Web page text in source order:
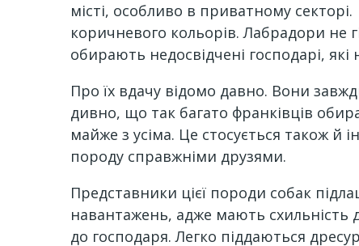
місті, особливо в приватному
коричневого кольорів. Лабрадори не
обирають недосвідчені господарі,
Про їх вдачу відомо давно. Вони
дивно, що так багато франківців
майже з усіма. Це стосується також й
породу справжніми друзями.
Представники цієї породи собак
навантажень, адже мають схильність
до господаря. Легко піддаються